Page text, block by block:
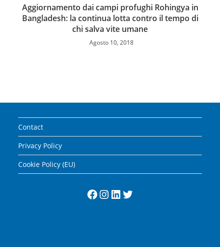
Aggiornamento dai campi profughi Rohingya in
Bangladesh: la continua lotta contro il tempo di
chi salva vite umane
Agosto 10, 2018
Contact
Privacy Policy
Cookie Policy (EU)
Facebook
Instagram
LinkedIn
Twitter